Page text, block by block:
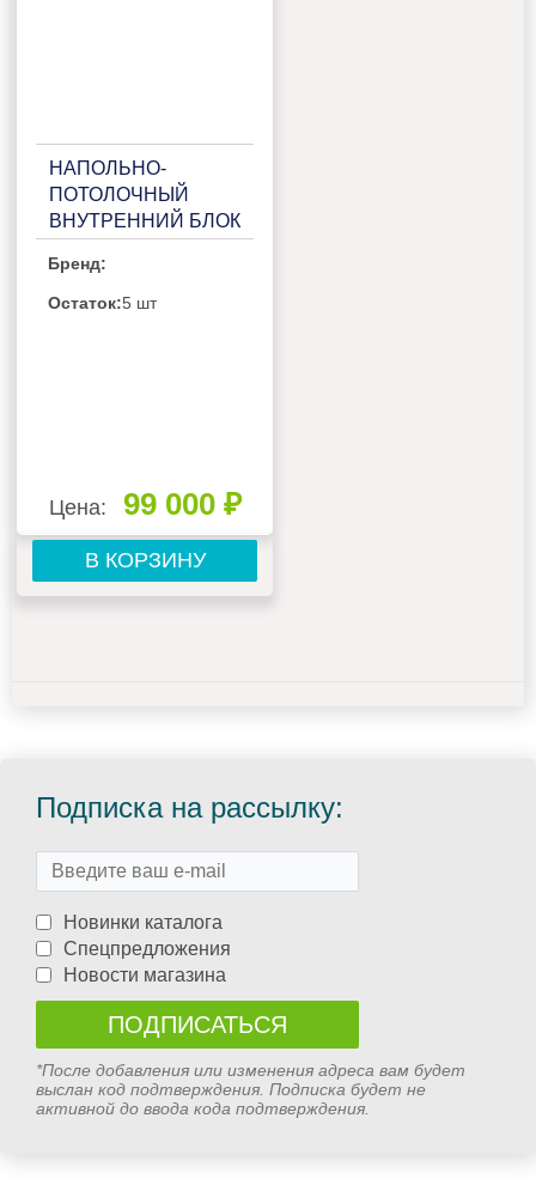
НАПОЛЬНО-
ПОТОЛОЧНЫЙ
ВНУТРЕННИЙ БЛОК
СИСТЕМЫ
GENERAL CLIMATE
Бренд:
Остаток:5 шт
Цена: 99 000 ₽
В КОРЗИНУ
Подписка на рассылку:
Новинки каталога
Спецпредложения
Новости магазина
*После добавления или изменения адреса вам будет
выслан код подтверждения. Подписка будет не
активной до ввода кода подтверждения.